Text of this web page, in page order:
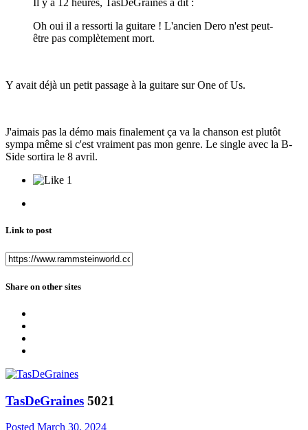
Il y a 12 heures, TasDeGraines a dit :
Oh oui il a ressorti la guitare ! L'ancien Dero n'est peut-
être pas complètement mort.
Y avait déjà un petit passage à la guitare sur One of Us.
J'aimais pas la démo mais finalement ça va la chanson est plutôt
sympa même si c'est vraiment pas mon genre. Le single avec la B-
Side sortira le 8 avril.
1
Link to post
Share on other sites
TasDeGraines 5021
Posted March 30, 2024